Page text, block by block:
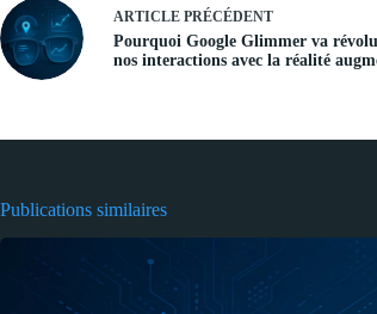
ARTICLE PRÉCÉDENT
Pourquoi Google Glimmer va
nos interactions avec la réalité
Publications similaires